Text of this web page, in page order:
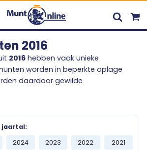
2016
2016 hebben vaak unieke
worden in beperkte oplage
daardoor gewilde
gebeurt over de gehele
diverse aanbod uit2016
, en bestel
jaartal:
2024 2023 2022 2021